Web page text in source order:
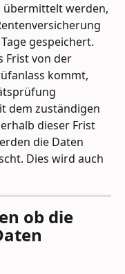
übermittelt werden,
gespeichert.
Frist von der
kommt,
dem zuständigen
dieser Frist
die Daten
Dies wird auch
ob die